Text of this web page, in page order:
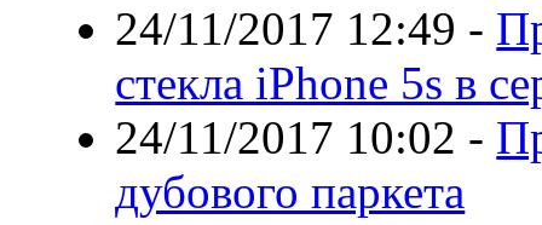
24/11/2017 12:49 -
стекла iPhone 5s в
24/11/2017 10:02 -
дубового паркета